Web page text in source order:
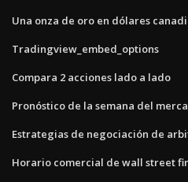
Una onza de oro en dólares
Tradingview_embed_options
Compara 2 acciones lado a lado
Pronóstico de la semana del
Estrategias de negociación de
Horario comercial de wall street